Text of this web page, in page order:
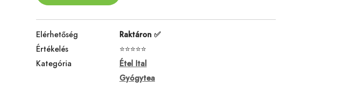
Elérhetőség
Raktáron ✅
Értékelés
⭐⭐⭐⭐⭐
Kategória
Étel Ital
Gyógytea